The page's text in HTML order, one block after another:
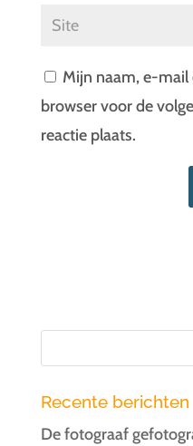
Mijn naam, e-mail
browser voor de
reactie plaats.
Recente berichten
De fotograaf